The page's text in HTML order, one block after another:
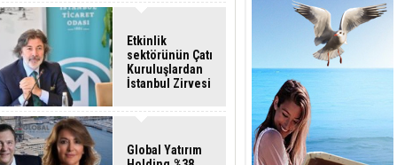
Etkinlik
sektörünün Çatı
Kuruluşlardan
İstanbul Zirvesi
Global Yatırım